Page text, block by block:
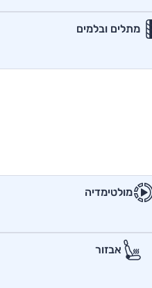
מתלים ובלמים
מולטימדיה
אבזור